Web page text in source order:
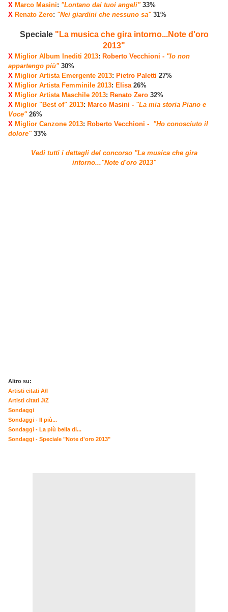
X Marco Masini: "Lontano dai tuoi angeli"33%
X Renato Zero: "Nei giardini che nessuno sa"31%
Speciale "La musica che gira intorno...Note d'oro
2013"
X Miglior Album Inediti 2013: Roberto Vecchioni - "Io non
appartengo più"30%
X Miglior Artista Emergente 2013: Pietro Paletti 27%
X Miglior Artista Femminile 2013: Elisa26%
X Miglior Artista Maschile 2013: Renato Zero 32%
X Miglior "Best of" 2013: Marco Masini - "La mia storia Piano e
Voce"26%
X Miglior Canzone 2013: Roberto Vecchioni - "Ho conosciuto il
dolore"33%
Vedi tutti i dettagli del concorso "La musica che gira
intorno..."Note d'oro 2013"
Altro su:
Artisti citati A/I
Artisti citati J/Z
Sondaggi
Sondaggi - Il più...
Sondaggi - La più bella di...
Sondaggi - Speciale "Note d'oro 2013"